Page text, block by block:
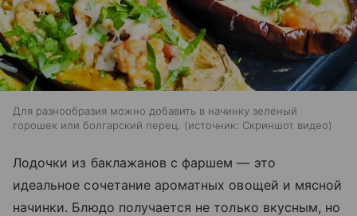
Для разнообразия можно добавить в начинку зеленый
горошек или болгарский перец.
источник: Скриншот видео
Лодочки из баклажанов с фаршем — это
идеальное сочетание ароматных овощей и мясной
начинки. Блюдо получается не только вкусным, но